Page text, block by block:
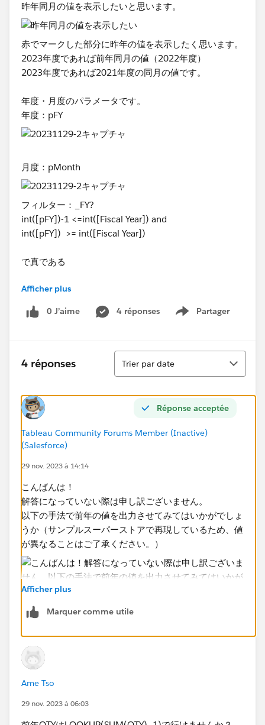
昨年同月の値を表示したいと思います。
赤でマークした部分に昨年の値を表示したく思います。
2023年度であれば前年同月の値（2022年度）
2023年度であれば2021年度の同月の値です。
年度・月度のパラメータです。
年度：pFY
月度：pMonth
フィルター：_FY?
int([pFY])-1 <=int([Fiscal Year]) and
int([pFY]) >= int([Fiscal Year])
で真である
フィルター：_Month?
[pMonth]=[Month]
で真である
また
前年度値の計算式ですが
_前年QTY
ZN ( IF DATEADD("year",-1,[year_month]) <=
DATEADD("year",0,[year_month])
AND DATEDIFF('month',DATEADD("year",1,
THEN [QTY] END )
該当年度のものが表示されます。
このような当年度・前年度を表示させる項目が多々あり
ました前年度比較もあります。
この点いかに対応すべきかご教示いただけますでしょう
か。
Afficher plus
0 J’aime 4 réponses Partager
Show menu
4 réponses
Tri
Trier par date
Réponse acceptée
Tableau Community Forums Member (Inactive)
(Salesforce)
29 nov. 2023 à 14:14
こんばんは！
解答になっていない際は申し訳ございません。
以下の手法で前年の値を出力させてみてはいかがでしょ
うか（サンプルスーパーストアで再現しているため、値
が異なることはご了承ください。）
①フィルター：_FY?の修正
Afficher plus
Marquer comme utile
Ame Tso
29 nov. 2023 à 06:03